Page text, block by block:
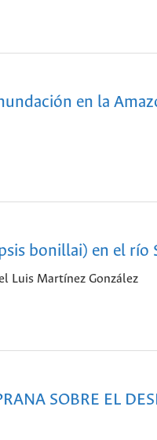
en la
bonillai) en el río
Luis Martínez González
SOBRE EL